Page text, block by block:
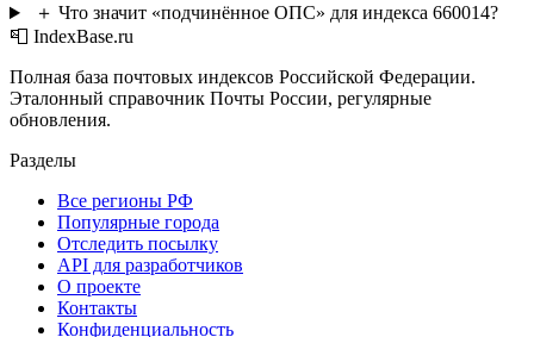
＋ Что значит «подчинённое ОПС» для индекса 660014?
📮 IndexBase.ru
Полная база почтовых индексов Российской Федерации.
Эталонный справочник Почты России, регулярные
обновления.
Разделы
Все регионы РФ
Популярные города
Отследить посылку
API для разработчиков
О проекте
Контакты
Конфиденциальность